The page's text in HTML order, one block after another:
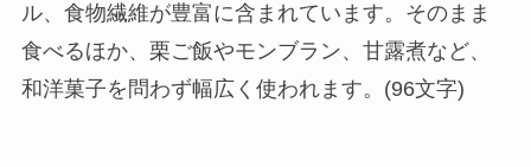
ル、食物繊維が豊富に含まれています。そのまま
食べるほか、栗ご飯やモンブラン、甘露煮など、
和洋菓子を問わず幅広く使われます。(96文字)